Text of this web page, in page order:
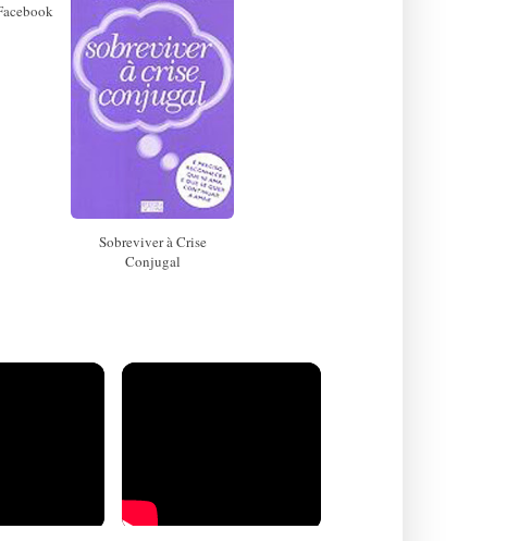
Sobreviver à Crise
Conjugal